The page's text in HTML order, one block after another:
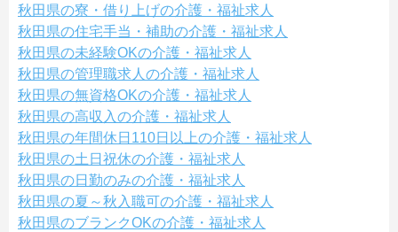
秋田県の寮・借り上げの介護・福祉求人
秋田県の住宅手当・補助の介護・福祉求人
秋田県の未経験OKの介護・福祉求人
秋田県の管理職求人の介護・福祉求人
秋田県の無資格OKの介護・福祉求人
秋田県の高収入の介護・福祉求人
秋田県の年間休日110日以上の介護・福祉求人
秋田県の土日祝休の介護・福祉求人
秋田県の日勤のみの介護・福祉求人
秋田県の夏～秋入職可の介護・福祉求人
秋田県のブランクOKの介護・福祉求人